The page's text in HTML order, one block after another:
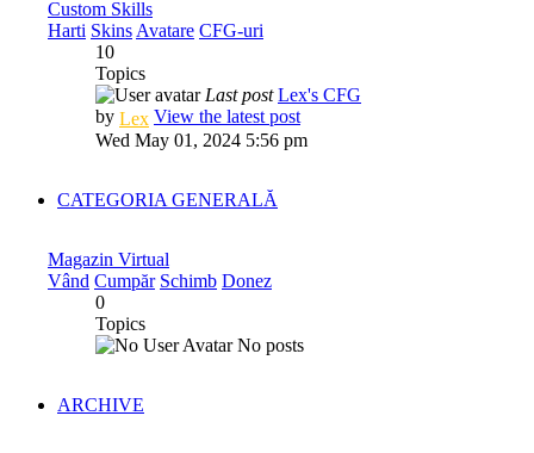
Custom Skills
Harti Skins Avatare CFG-uri
10
Topics
Last post Lex's CFG
by Lex View the latest post
Wed May 01, 2024 5:56 pm
CATEGORIA GENERALĂ
Magazin Virtual
Vând Cumpăr Schimb Donez
0
Topics
No posts
ARCHIVE